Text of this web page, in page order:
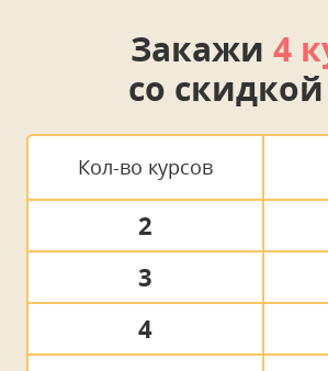
Закажи 4
со скидкой
Кол-во курсов
2
3
4